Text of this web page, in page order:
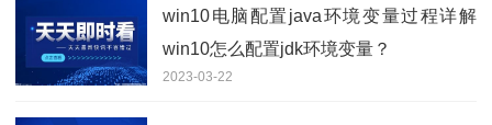
win10电脑配置java环境变量过程详解
win10怎么配置jdk环境变量？
2023-03-22